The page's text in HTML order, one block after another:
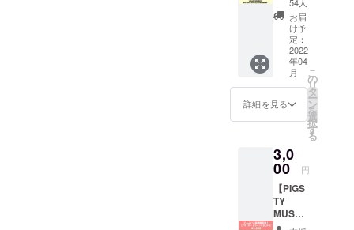
uYwM
今でも
設置さ
れてい
ます）
サイズ:
34×84c
m ※支援
時に
「上乗
せ支
援」が
可能で
す。 も
に所縁
のある
アー
ティス
トたち
による
オムニ
バス音
源第四
弾！ 参
ティス
トは以
下の通
りです
「Mich
ael&Je
お届
け予
定：
2022
年04
月
詳細を見る
こ
の
リ
タ
ー
ン
を
選
択
す
る
3,0
00 円
【PIGS
TY
MUST
GO ON